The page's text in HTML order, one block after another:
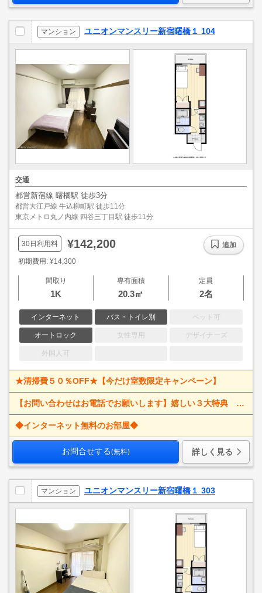
マンション ユニオンマンスリー新宿曙橋１ 104
交通
都営新宿線 曙橋駅 徒歩3分
都営大江戸線 牛込柳町駅 徒歩11分
東京メトロ丸ノ内線 四谷三丁目駅 徒歩11分
30日利用料 ¥142,200
初期費用: ¥14,300
間取り
1K
専有面積
20.3㎡
定員
2名
インターネット バス・トイレ別 ペット可
オートロック 女性専用 デザイナーズ
外国人可
追加
★清掃費５０％OFF★【今だけ室数限定キャンペーン】
【お問い合わせはお電話でお願いします】嬉しい３大特典 賃料大幅値下げ！ 寝具一式＆ベッドメイキング無料＋α
◆インターネット無料のお部屋◆
お問合せする(無料) 詳しく見る
マンション ユニオンマンスリー新宿曙橋１ 303